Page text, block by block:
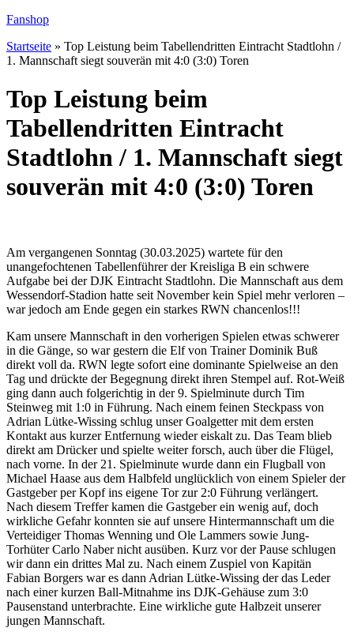
Fanshop
Startseite » Top Leistung beim Tabellendritten Eintracht Stadtlohn /
1. Mannschaft siegt souverän mit 4:0 (3:0) Toren
Top Leistung beim
Tabellendritten Eintracht
Stadtlohn / 1. Mannschaft siegt
souverän mit 4:0 (3:0) Toren
Am vergangenen Sonntag (30.03.2025) wartete für den
unangefochtenen Tabellenführer der Kreisliga B ein schwere
Aufgabe bei der DJK Eintracht Stadtlohn. Die Mannschaft aus dem
Wessendorf-Stadion hatte seit November kein Spiel mehr verloren –
war jedoch am Ende gegen ein starkes RWN chancenlos!!!
Kam unsere Mannschaft in den vorherigen Spielen etwas schwerer
in die Gänge, so war gestern die Elf von Trainer Dominik Buß
direkt voll da. RWN legte sofort eine dominante Spielweise an den
Tag und drückte der Begegnung direkt ihren Stempel auf. Rot-Weiß
ging dann auch folgerichtig in der 9. Spielminute durch Tim
Steinweg mit 1:0 in Führung. Nach einem feinen Steckpass von
Adrian Lütke-Wissing schlug unser Goalgetter mit dem ersten
Kontakt aus kurzer Entfernung wieder eiskalt zu. Das Team blieb
direkt am Drücker und spielte weiter forsch, auch über die Flügel,
nach vorne. In der 21. Spielminute wurde dann ein Flugball von
Michael Haase aus dem Halbfeld unglücklich von einem Spieler der
Gastgeber per Kopf ins eigene Tor zur 2:0 Führung verlängert.
Nach diesem Treffer kamen die Gastgeber ein wenig auf, doch
wirkliche Gefahr konnten sie auf unsere Hintermannschaft um die
Verteidiger Thomas Wenning und Ole Lammers sowie Jung-
Torhüter Carlo Naber nicht ausüben. Kurz vor der Pause schlugen
wir dann ein drittes Mal zu. Nach einem Zuspiel von Kapitän
Fabian Borgers war es dann Adrian Lütke-Wissing der das Leder
nach einer kurzen Ball-Mitnahme ins DJK-Gehäuse zum 3:0
Pausenstand unterbrachte. Eine wirkliche gute Halbzeit unserer
jungen Mannschaft.